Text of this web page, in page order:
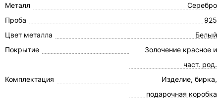
Металл
Серебро
Проба
925
Цвет металла
Белый
Покрытие
Золочение красное и
част. род.
Комплектация
Изделие, бирка,
подарочная коробка